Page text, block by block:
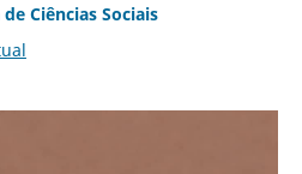
Ciências Sociais